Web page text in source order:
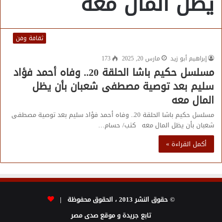
ثقافة وفن
إبراهيم أبو زيد
مارس 20, 2025 173
مسلسل حكيم باشا الحلقة 20.. وفاه أحمد فؤاد
سليم بعد توصية مصطفى شعبان بأن يظل
المال معه
مسلسل حكيم باشا الحلقة 20.. وفاه أحمد فؤاد سليم بعد توصية مصطفى
شعبان بأن يظل المال معه كتب/ حسام…
أكمل القراءة »
© حقوق النشر 2013 ، الحقوق محفوظة |
تابع جريدة و موقع صدى مصر